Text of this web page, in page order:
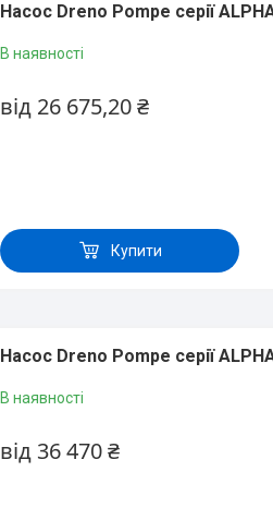
Насос Dreno Pompe серії
В наявності
від 26 675,20 ₴
Купити
Насос Dreno Pompe серії
В наявності
від 36 470 ₴